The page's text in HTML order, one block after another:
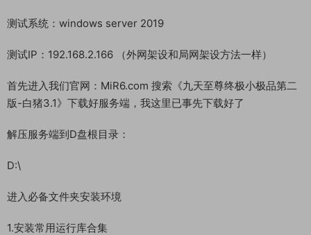
测试系统：windows server 2019
测试IP：192.168.2.166 （外网架设和局网架设方法一样）
首先进入我们官网：MiR6.com 搜索《九天至尊终极小极品第二
版-白猪3.1》下载好服务端，我这里已事先下载好了
解压服务端到D盘根目录：
D:\
进入必备文件夹安装环境
1.安装常用运行库合集